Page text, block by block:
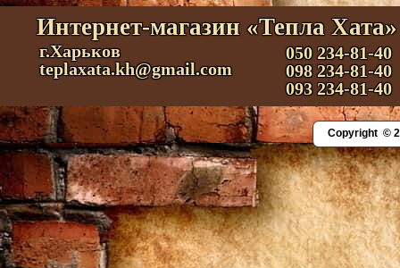
Интернет-магазин «Тепла Хата»
г.Харьков
teplaxata.kh@gmail.com
050 234-81-40
098 234-81-40
093 234-81-40
Copyright ©